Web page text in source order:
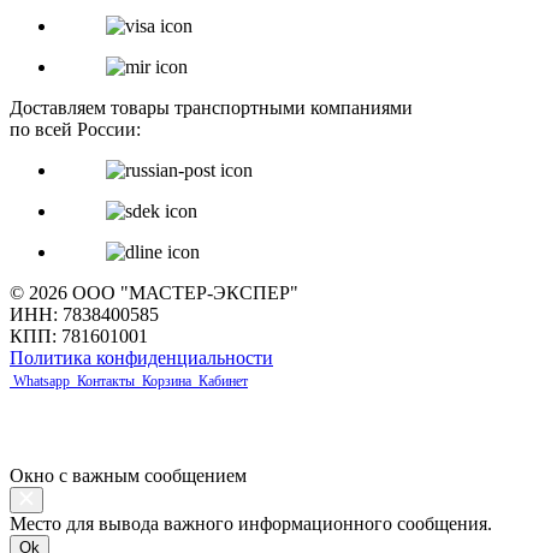
Доставляем товары транспортными компаниями
по всей России:
© 2026 ООО "МАСТЕР-ЭКСПЕР"
ИНН: 7838400585
КПП: 781601001
Политика конфиденциальности
Whatsapp Контакты Корзина Кабинет
Окно с важным сообщением
Место для вывода важного информационного сообщения.
Ok